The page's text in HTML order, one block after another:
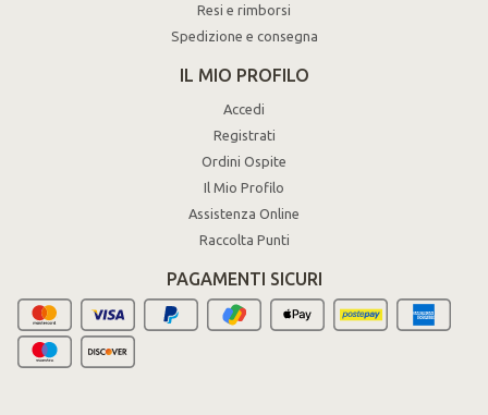
Resi e rimborsi
Spedizione e consegna
IL MIO PROFILO
Accedi
Registrati
Ordini Ospite
Il Mio Profilo
Assistenza Online
Raccolta Punti
PAGAMENTI SICURI